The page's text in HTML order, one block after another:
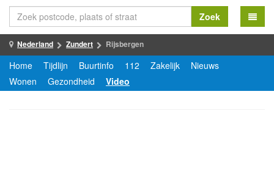
Zoek
Nederland Zundert Rijsbergen
Home Tijdlijn Buurtinfo 112 Zakelijk
Nieuws
Wonen
Gezondheid Video